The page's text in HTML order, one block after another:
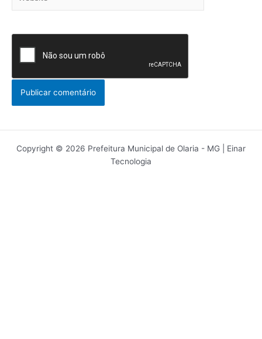
Copyright © 2026 Prefeitura Municipal de Olaria - MG | Einar
Tecnologia